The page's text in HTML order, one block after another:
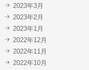
2023年3月
2023年2月
2023年1月
2022年12月
2022年11月
2022年10月